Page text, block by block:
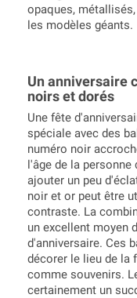
opaques,
les modèles géants.
Un anniversaire
noirs et dorés
Une fête
spéciale avec des
numéro noir
l'âge de la
ajouter un peu
noir et or peut être
contraste. La
un excellent moyen
d'anniversaire. Ces
décorer le lieu de la
comme souvenirs.
certainement un